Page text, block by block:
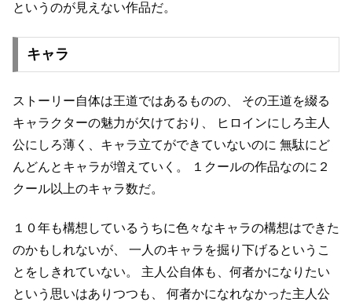
というのが見えない作品だ。
キャラ
ストーリー自体は王道ではあるものの、
その王道を綴る
キャラクターの魅力が欠けており、
ヒロインにしろ主人
公にしろ薄く、キャラ立てができていないのに 無駄にど
んどんとキャラが増えていく。
１クールの作品なのに２
クール以上のキャラ数だ。
１０年も構想しているうちに色々なキャラの構想はできた
のかもしれないが、
一人のキャラを掘り下げるというこ
とをしきれていない。
主人公自体も、何者かになりたい
という思いはありつつも、
何者かになれなかった主人公